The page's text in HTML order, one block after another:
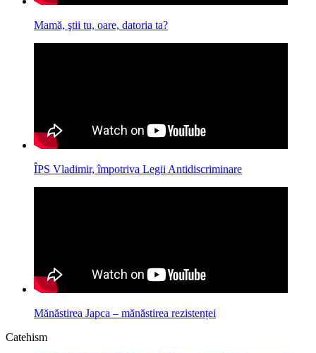
Mamă, ştii tu, oare, datoria ta?
ÎPS Vladimir, împotriva Legii Antidiscriminare
Mănăstirea Japca – mănăstirea rezistenței
Catehism